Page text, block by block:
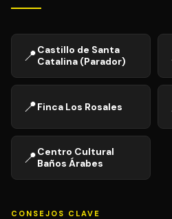
📍Castillo de Santa
Catalina (Parador)
📍Finca Los Rosales
📍Centro Cultural
Baños Árabes
CONSEJOS CLAVE